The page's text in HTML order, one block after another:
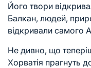
Його твори
Балкан, людей,
відкривали самого
Не дивно, що
Хорватія прагнуть